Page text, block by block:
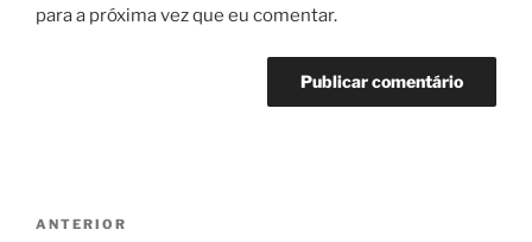
para a próxima vez que eu comentar.
Navegação
Conteúdo
ANTERIOR